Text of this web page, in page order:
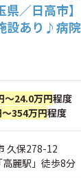
県／日高市
設あり♪病
～24.0万円程度
354万円程度
久保278-12
麗駅」徒歩8分